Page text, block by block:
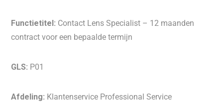
Functietitel: Contact Lens Specialist – 12 maanden
contract voor een bepaalde termijn
GLS: P01
Afdeling: Klantenservice Professional Service